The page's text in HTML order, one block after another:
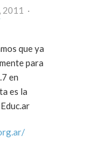
martingaitan en julio 2, 2011 ·
que ya
para
en
es la